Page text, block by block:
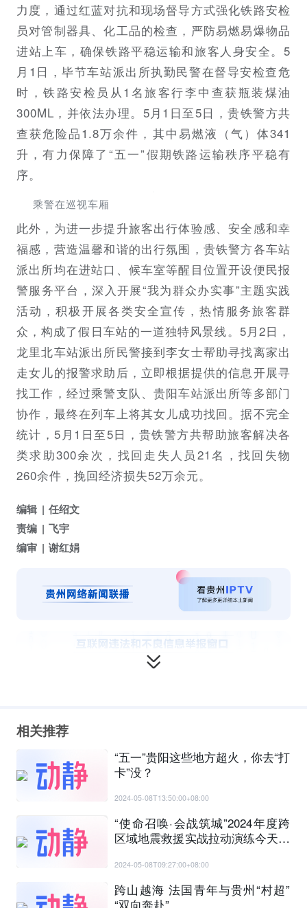
力度，通过红蓝对抗和现场督导方式强化铁路安检
员对管制器具、化工品的检查，严防易燃易爆物品
进站上车，确保铁路平稳运输和旅客人身安全。5
月1日，毕节车站派出所执勤民警在督导安检查危
时，铁路安检员从1名旅客行李中查获瓶装煤油
300ML，并依法办理。5月1日至5日，贵铁警方共
查获危险品1.8万余件，其中易燃液（气）体341
升，有力保障了“五一”假期铁路运输秩序平稳有
序。
乘警在巡视车厢
此外，为进一步提升旅客出行体验感、安全感和幸
福感，营造温馨和谐的出行氛围，贵铁警方各车站
派出所均在进站口、候车室等醒目位置开设便民报
警服务平台，深入开展“我为群众办实事”主题实践
活动，积极开展各类安全宣传，热情服务旅客群
众，构成了假日车站的一道独特风景线。5月2日，
龙里北车站派出所民警接到李女士帮助寻找离家出
走女儿的报警求助后，立即根据提供的信息开展寻
找工作，经过乘警支队、贵阳车站派出所等多部门
协作，最终在列车上将其女儿成功找回。据不完全
统计，5月1日至5日，贵铁警方共帮助旅客解决各
类求助300余次，找回走失人员21名，找回失物
260余件，挽回经济损失52万余元。
编辑
任绍文
责编
飞宇
编审
谢红娟
相关推荐
“五一”贵阳这些地方超火，你去“打
卡”没？
2024-05-08T13:50:00+08:00
“使命召唤·会战筑城”2024年度跨
区域地震救援实战拉动演练今天开
2024-05-08T09:27:00+08:00
跨山越海 法国青年与贵州“村超”
“双向奔赴”